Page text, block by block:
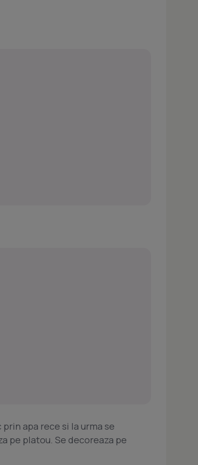
apa rece si la urma se
pe platou. Se decoreaza pe